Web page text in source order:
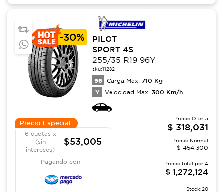
-30%
PILOT
SPORT 4S
255/35 R19 96Y
sku:11282
96 Carga Max: 710 Kg
Y Velocidad Max: 300 Km/h
Precio Especial:
6 cuotas x
(sin
intereses)
$53,005
Pagando con:
Precio Oferta
$ 318,031
Precio Normal
$ 454,300
Precio total por 4
$ 1,272,124
Stock:20